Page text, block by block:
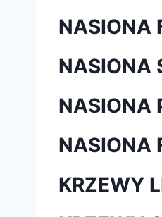
NASIONA
NASIONA
NASIONA
NASIONA
KRZEWY